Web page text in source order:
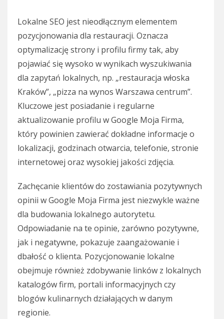
Lokalne SEO jest nieodłącznym elementem
pozycjonowania dla restauracji. Oznacza
optymalizację strony i profilu firmy tak, aby
pojawiać się wysoko w wynikach wyszukiwania
dla zapytań lokalnych, np. „restauracja włoska
Kraków”, „pizza na wynos Warszawa centrum”.
Kluczowe jest posiadanie i regularne
aktualizowanie profilu w Google Moja Firma,
który powinien zawierać dokładne informacje o
lokalizacji, godzinach otwarcia, telefonie, stronie
internetowej oraz wysokiej jakości zdjęcia.
Zachęcanie klientów do zostawiania pozytywnych
opinii w Google Moja Firma jest niezwykle ważne
dla budowania lokalnego autorytetu.
Odpowiadanie na te opinie, zarówno pozytywne,
jak i negatywne, pokazuje zaangażowanie i
dbałość o klienta. Pozycjonowanie lokalne
obejmuje również zdobywanie linków z lokalnych
katalogów firm, portali informacyjnych czy
blogów kulinarnych działających w danym
regionie.